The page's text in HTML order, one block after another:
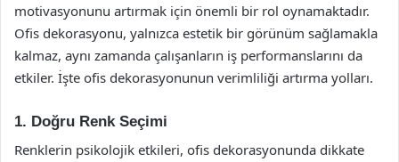
motivasyonunu artırmak için önemli bir rol oynamaktadır.
Ofis dekorasyonu, yalnızca estetik bir görünüm sağlamakla
kalmaz, aynı zamanda çalışanların iş performanslarını da
etkiler. İşte ofis dekorasyonunun verimliliği artırma yolları.
1. Doğru Renk Seçimi
Renklerin psikolojik etkileri, ofis dekorasyonunda dikkate